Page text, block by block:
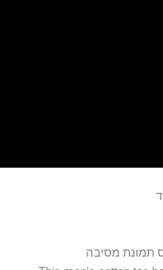
תמונת מסיבה